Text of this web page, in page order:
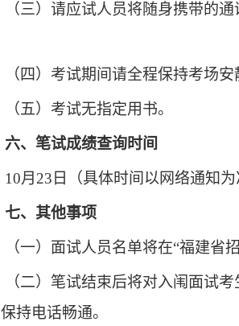
（三）请应试人员将随身携带的
（四）考试期间请全程保持考场安
（五）考试无指定用书。
六、笔试成绩查询时间
10月 23 日 （具体时间以网络通知为
七、其他事项
（一）面试人员名单将在“福建省
（二）笔试结束后将对入闱 面试考
保持电话畅通。